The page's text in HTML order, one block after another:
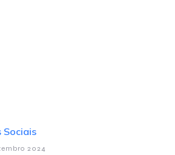
Sociais
2024